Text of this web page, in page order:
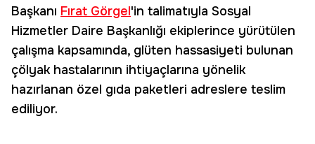
Başkanı Fırat Görgel'in talimatıyla Sosyal
Hizmetler Daire Başkanlığı ekiplerince yürütülen
çalışma kapsamında, glüten hassasiyeti bulunan
çölyak hastalarının ihtiyaçlarına yönelik
hazırlanan özel gıda paketleri adreslere teslim
ediliyor.